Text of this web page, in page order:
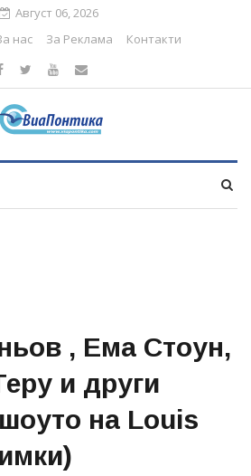
Август 06, 2026
нас За Реклама Контакти
, Ема Стоун,
и други
на Louis